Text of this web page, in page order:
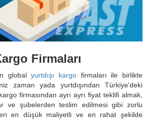
Firmaları
globalyurtdışı kargofirmaları ile birlikte
zaman yada yurtdışından Türkiye'deki
firmasından ayrı ayrı fiyat teklifi almak,
ve şubelerden teslim edilmesi gibi zorlu
en düşük maliyetli ve en rahat şekilde